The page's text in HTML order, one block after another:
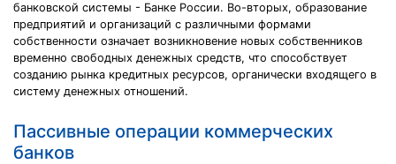
банковской системы - Банке России. Во-вторых, образование
предприятий и организаций с различными формами
собственности означает возникновение новых собственников
временно свободных денежных средств, что способствует
созданию рынка кредитных ресурсов, органически входящего в
систему денежных отношений.
Пассивные операции коммерческих
банков